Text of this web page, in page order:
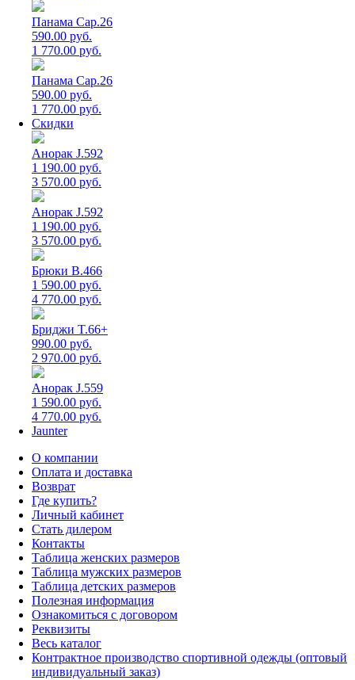
Панама Cap.26
590.00 руб.
1 770.00 руб.
Панама Cap.26
590.00 руб.
1 770.00 руб.
Скидки
Анорак J.592
1 190.00 руб.
3 570.00 руб.
Анорак J.592
1 190.00 руб.
3 570.00 руб.
Брюки B.466
1 590.00 руб.
4 770.00 руб.
Бриджи T.66+
990.00 руб.
2 970.00 руб.
Анорак J.559
1 590.00 руб.
4 770.00 руб.
Jaunter
О компании
Оплата и доставка
Возврат
Где купить?
Личный кабинет
Стать дилером
Контакты
Таблица женских размеров
Таблица мужских размеров
Таблица детских размеров
Полезная информация
Ознакомиться с договором
Реквизиты
Весь каталог
Контрактное производство спортивной одежды (оптовый
индивидуальный заказ)